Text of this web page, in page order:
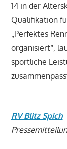
14 in der
Qualifikation
„Perfektes
organisiert“,
sportliche
RV Blitz Spich